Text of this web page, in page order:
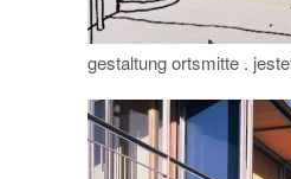
gestaltung ortsmitte .